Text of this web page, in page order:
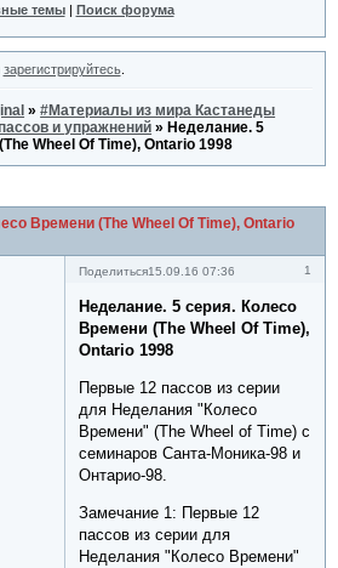
темы| Поиск форума
зарегистрируйтесь.
»#Материалы из мира Кастанеды
и упражнений » Неделание. 5
Wheel Of Time), Ontario 1998
Времени (The Wheel Of Time), Ontario
Поделиться 1
15.09.16 07:36
Неделание. 5 серия. Колесо
Времени (The Wheel Of Time),
Ontario 1998
Первые 12 пассов из серии
для Неделания "Колесо
Времени" (The Wheel of Time) с
семинаров Санта-Моника-98 и
Онтарио-98.
Замечание 1: Первые 12
пассов из серии для
Неделания "Колесо Времени"